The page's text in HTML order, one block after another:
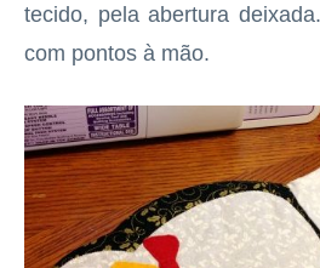
tecido, pela abertura
com pontos à mão.